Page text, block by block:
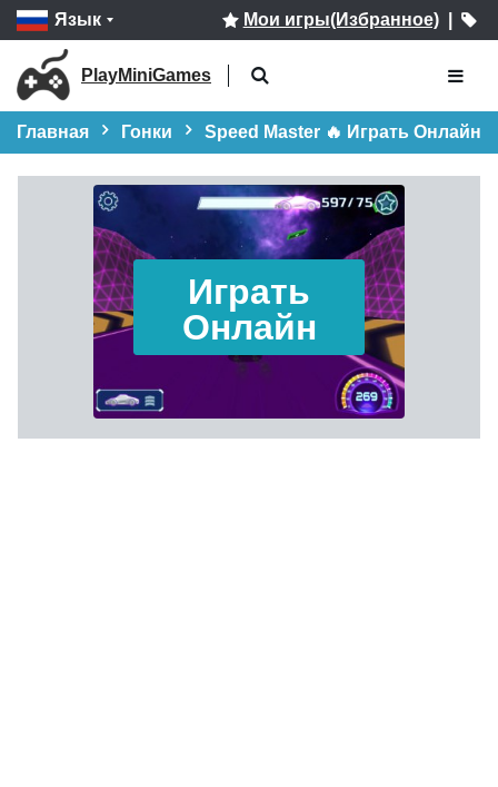
Язык Мои игры(Избранное)|
PlayMiniGames
Главная Гонки Speed Master 🔥 Играть Онлайн
Играть
Онлайн